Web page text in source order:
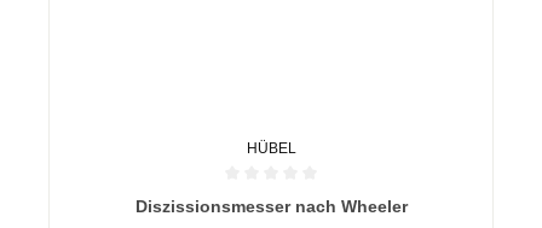
HÜBEL
Durchschnittliche Bewertung von 0 von 5 Sternen
Diszissionsmesser nach Wheeler